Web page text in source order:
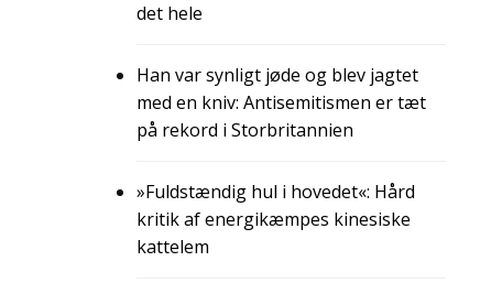
det hele
Han var synligt jøde og blev jagtet
med en kniv: Antisemitismen er tæt
på rekord i Storbritannien
»Fuldstændig hul i hovedet«: Hård
kritik af energikæmpes kinesiske
kattelem